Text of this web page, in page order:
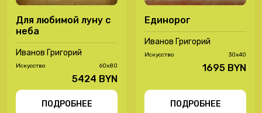
Для любимой луну с
неба
Иванов Григорий
Иcкусство 60х80
5424 BYN
ПОДРОБНЕЕ
Единорог
Иванов Григорий
Иcкусство 30х40
1695 BYN
ПОДРОБНЕЕ